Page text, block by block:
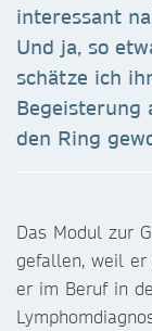
interessant
Und ja, so
schätze ich
Begeisterung
den Ring
Das Modul zur
gefallen, weil er
er im Beruf in